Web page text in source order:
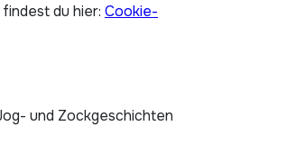
du hier: Cookie-
und Zockgeschichten